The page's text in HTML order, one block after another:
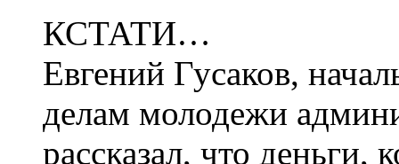
КСТАТИ…
Евгений Гусаков,
делам молодежи
рассказал, что деньги,